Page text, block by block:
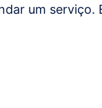
um serviço.